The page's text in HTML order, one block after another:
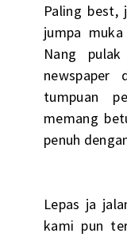
Paling best,
jumpa
Nang
tumpuan
memang
penuh
Lepas ja
kami pun